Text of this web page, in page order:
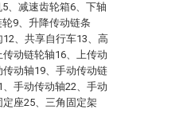
、减速齿轮箱6、下轴
9、升降传动链条
、共享自行车13、高
动链轮轴16、上传动
动轴19、手动传动链
手动传动轴22、手动
座25、三角固定架